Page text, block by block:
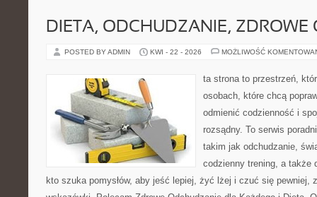
DIETA, ODCHUDZANIE, ZDROWE
POSTED BY ADMIN KWI - 22 - 2026 MOŻLIWOŚĆ
ta strona to przestrzeń,
osobach, które chcą
odmienić codzienność i
rozsądny. To serwis
takim jak odchudzanie,
codzienny trening, a także
kto szuka pomysłów, aby jeść lepiej, żyć lżej i czuć się pewniej,